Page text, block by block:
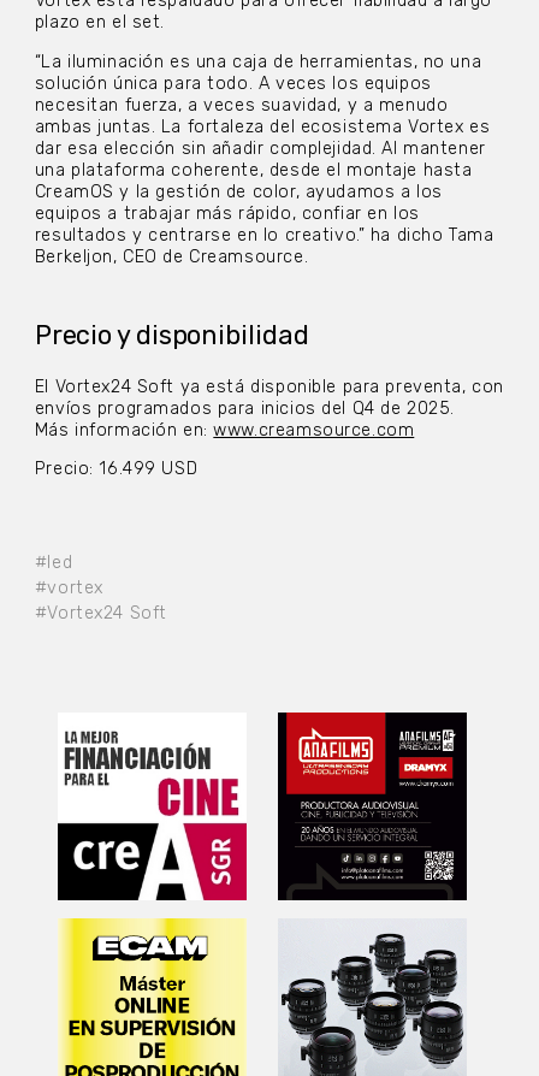
#led
#vortex
#Vortex24 Soft
plazo en el set.
“La iluminación es una caja de herramientas, no una
solución única para todo. A veces los equipos
necesitan fuerza, a veces suavidad, y a menudo
ambas juntas. La fortaleza del ecosistema Vortex es
dar esa elección sin añadir complejidad. Al mantener
una plataforma coherente, desde el montaje hasta
CreamOS y la gestión de color, ayudamos a los
equipos a trabajar más rápido, confiar en los
resultados y centrarse en lo creativo.” ha dicho Tama
Berkeljon, CEO de Creamsource.
Precio y disponibilidad
El Vortex24 Soft ya está disponible para preventa, con
envíos programados para inicios del Q4 de 2025.
Más información en:www.creamsource.com
Precio: 16.499 USD